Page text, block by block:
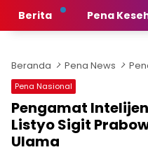
Berita Pena
Beranda Pena News
Pena Nasional
Pengamat
Listyo Sigit
Ulama